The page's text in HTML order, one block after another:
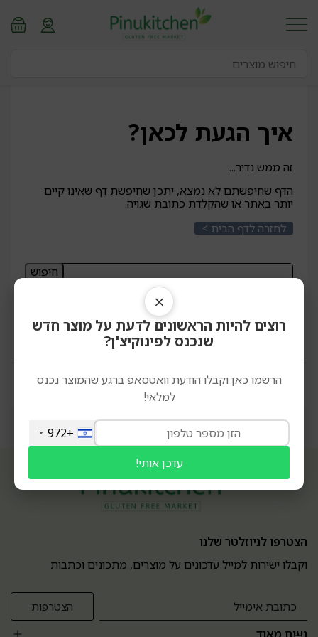
איך הגעת לכאן?
זה ממש נדיר...
הדף שחיפשתם לא נמצא, יתכן שחיפשת דף שאינו קיים
יותר באתר או שהקלדת כתובת שגויה.
לחזרה לדף הבית >
חיפוש:
0747-399434
orders.pinukitchen@gmail.com
הצטרפו לניוזלטר שלנו
וקבלו ישירות למייל עדכונים על מוצרים, מתכונים וכתבות
רוצים להיות הראשונים לדעת על מוצר חדש
שנכנס לפינוקיצ'ן?
×
הרשמו כאן וקבלו הודעת וואטסאפ ברגע שהמוצר נכנס
למלאי!
+972
עדכן אותי!